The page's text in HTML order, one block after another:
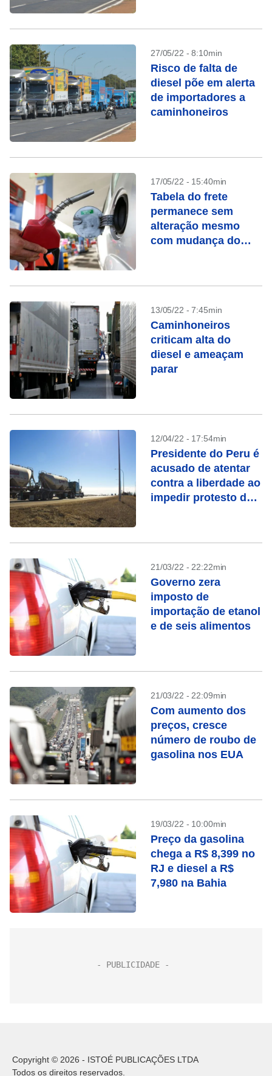
27/05/22 - 8:10min
Risco de falta de
diesel põe em alerta
de importadores a
caminhoneiros
17/05/22 - 15:40min
Tabela do frete
permanece sem
alteração mesmo
com mudança do
13/05/22 - 7:45min
Caminhoneiros
criticam alta do
diesel e ameaçam
parar
12/04/22 - 17:54min
Presidente do Peru é
acusado de atentar
contra a liberdade ao
impedir protesto de
21/03/22 - 22:22min
Governo zera
imposto de
importação de etanol
e de seis alimentos
21/03/22 - 22:09min
Com aumento dos
preços, cresce
número de roubo de
gasolina nos EUA
19/03/22 - 10:00min
Preço da gasolina
chega a R$ 8,399 no
RJ e diesel a R$
7,980 na Bahia
Copyright © 2026 - ISTOÉ PUBLICAÇÕES LTDA
Todos os direitos reservados.